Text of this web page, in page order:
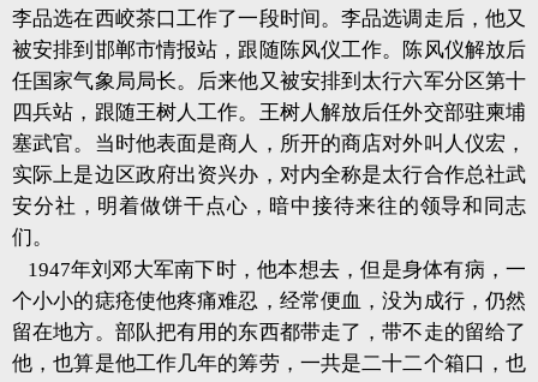
李品选在西峧茶口工作了一段时间。李品选调走后，他又
被安排到邯郸市情报站，跟随陈风仪工作。陈风仪解放后
任国家气象局局长。后来他又被安排到太行六军分区第十
四兵站，跟随王树人工作。王树人解放后任外交部驻柬埔
塞武官。当时他表面是商人，所开的商店对外叫人仪宏，
实际上是边区政府出资兴办，对内全称是太行合作总社武
安分社，明着做饼干点心，暗中接待来往的领导和同志
们。
1947年刘邓大军南下时，他本想去，但是身体有病，一
个小小的痣疮使他疼痛难忍，经常便血，没为成行，仍然
留在地方。部队把有用的东西都带走了，带不走的留给了
他，也算是他工作几年的筹劳，一共是二十二个箱口，也